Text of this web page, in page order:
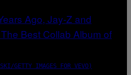
GETTY IMAGES FOR VEVO)